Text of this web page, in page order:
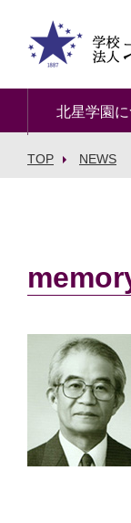
北星学園
TOP NEWS